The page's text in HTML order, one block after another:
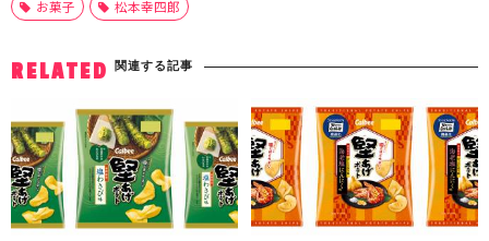
お菓子 松本幸四郎
RELATED 関連する記事